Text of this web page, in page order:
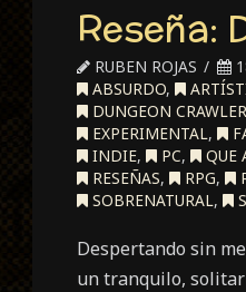
Reseña:
RUBEN ROJAS
ABSURDO,
DUNGEON CRAWLER
EXPERIMENTAL,
INDIE, PC, QUE
RESEÑAS, RPG,
SOBRENATURAL,
Despertando sin
un tranquilo,